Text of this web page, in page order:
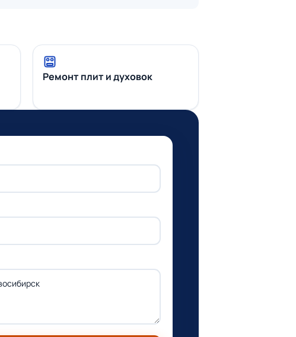
Ремонт плит и духовок